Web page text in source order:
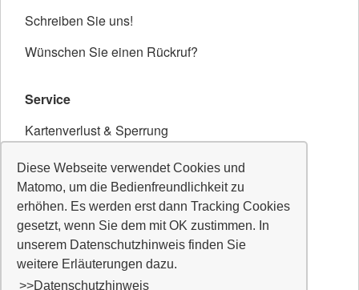
Diese Webseite verwendet Cookies und
Matomo, um die Bedienfreundlichkeit zu
erhöhen. Es werden erst dann Tracking Cookies
gesetzt, wenn Sie dem mit OK zustimmen. In
unserem Datenschutzhinweis finden Sie
weitere Erläuterungen dazu.
>>Datenschutzhinweis
Schreiben Sie uns!
Wünschen Sie einen Rückruf?
Service
Kartenverlust & Sperrung
Sicherheits-Hinweise
Unsere Daten
BLZ: 701 691 86
BIC: GENO DE F1 ODZ